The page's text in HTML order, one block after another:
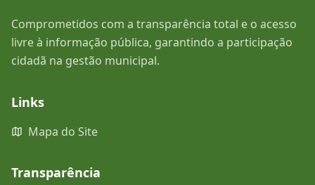
Comprometidos com a transparência total e o acesso
livre à informação pública, garantindo a participação
cidadã na gestão municipal.
Links
Mapa do Site
Transparência